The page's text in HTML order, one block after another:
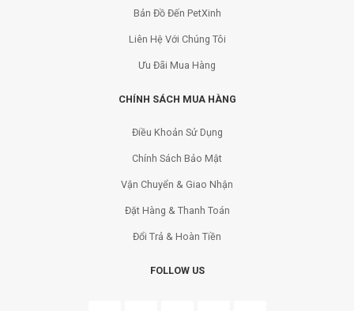
Bản Đồ Đến PetXinh
Liên Hệ Với Chúng Tôi
Ưu Đãi Mua Hàng
CHÍNH SÁCH MUA HÀNG
Điều Khoản Sử Dụng
Chính Sách Bảo Mật
Vận Chuyển & Giao Nhận
Đặt Hàng & Thanh Toán
Đổi Trả & Hoàn Tiền
FOLLOW US